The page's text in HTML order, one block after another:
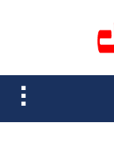
TOGGLE
SIDEBAR